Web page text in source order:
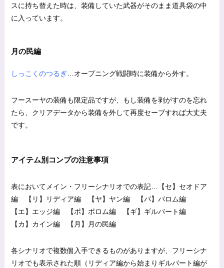
スに持ち替えた時は、装備していた武器がそのまま道具袋の中
に入っています。
月の民編
しっこくのつるぎ …オープニング戦闘時に装備から外す。
フースーヤの装備も限定品ですが、もし装備を剥がすのを忘れ
たら、クリアデータから装備を外して再度セーブすれば大丈夫
です。
アイテム別コンプの注意事項
表においてメイン・フリーシナリオでの表記…【セ】セオドア
編 【リ】リディア編 【ヤ】ヤン編 【パ】パロム編
【エ】エッジ編 【ポ】ポロム編 【ギ】ギルバート編
【カ】カイン編 【月】月の民編
各シナリオで複数個入手できるものがありますが、フリーシナ
リオでも表示された順（リディア編から始まりギルバート編が